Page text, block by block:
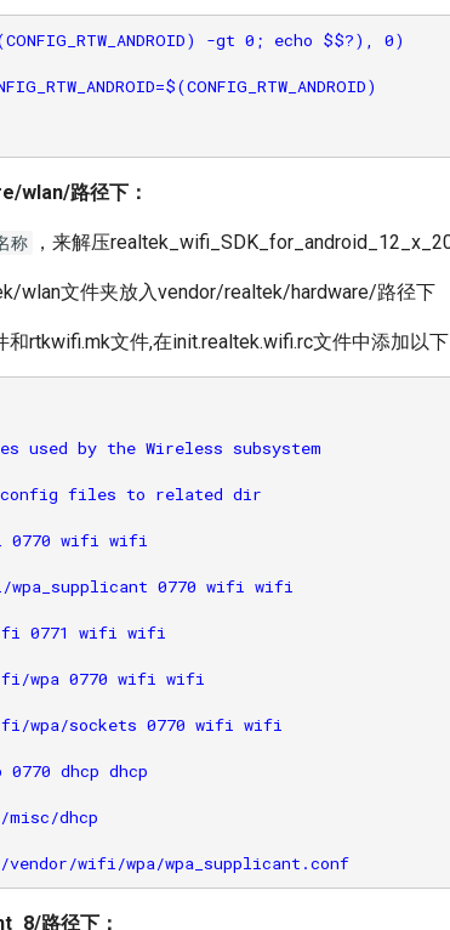
-gt 0; echo $$?), 0)
wlan/路径下：
称 ，来解压
wlan文件夹放入vendor/realtek/hardware/路径下
rtkwifi.mk文件,在init.realtek.wifi.rc文件中添加以下
used by the Wireless subsystem
config files to related dir
0770 wifi wifi
wpa_supplicant 0770 wifi wifi
0771 wifi wifi
wpa 0770 wifi wifi
wpa/sockets 0770 wifi wifi
0770 dhcp dhcp
misc/dhcp
路径下：